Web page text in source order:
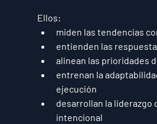
Ellos:
miden las tendencias
entienden las
alinean las prioridades
entrenan la
ejecución
desarrollan la liderazgo
intencional